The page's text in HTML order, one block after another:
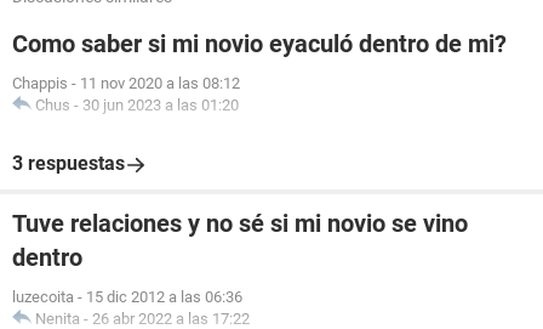
Como saber si mi novio eyaculó dentro de mi?
Chappis - 11 nov 2020 a las 08:12
Chus - 30 jun 2023 a las 01:20
3 respuestas
Tuve relaciones y no sé si mi novio se vino
dentro
luzecoita - 15 dic 2012 a las 06:36
Nenita - 26 abr 2022 a las 17:22